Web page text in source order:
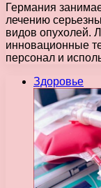
Германия
лечению
видов опухолей.
инновационные
персонал и
Здоровье